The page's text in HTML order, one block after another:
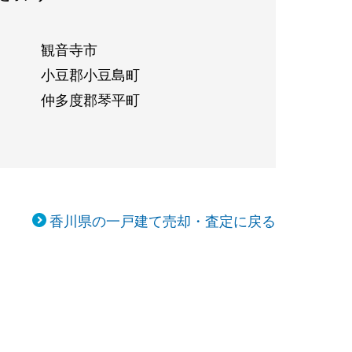
観音寺市
小豆郡小豆島町
仲多度郡琴平町
香川県の一戸建て売却・査定に戻る